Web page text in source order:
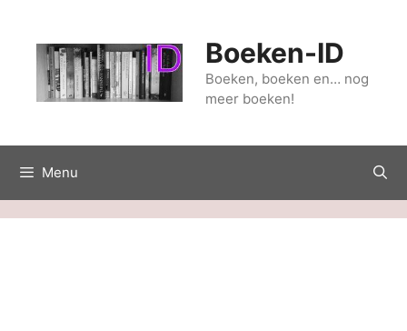
inhoud
Boeken-ID
Boeken, boeken en… nog
meer boeken!
Menu